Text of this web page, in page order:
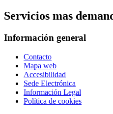
Servicios mas
Información general
Contacto
Mapa web
Accesibilidad
Sede Electrónica
Información Legal
Política de cookies